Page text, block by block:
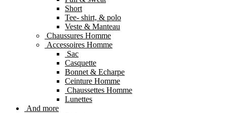
Short
Tee- shirt, & polo
Veste & Manteau
Chaussures Homme
Accessoires Homme
Sac
Casquette
Bonnet & Echarpe
Ceinture Homme
Chaussettes Homme
Lunettes
And more